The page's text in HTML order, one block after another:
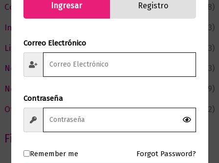
Cómic y Fantasía
(88)
Infantil y Juvenil
(213)
Literatura
(373)
Negocios
(43)
Novedades
(109)
Ofertas
(12)
Filtrar por Autor
Ingresar Registro
Correo Electrónico
Contraseña
Remember me Forgot Password?